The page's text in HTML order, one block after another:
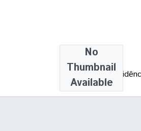
No
Thumbnail
Available
Collections
Programa de